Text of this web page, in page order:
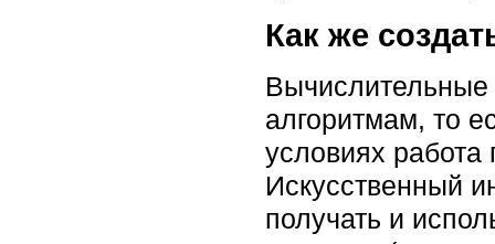
Как же
алгоритмам, то
условиях работа
Искусственный
получать и